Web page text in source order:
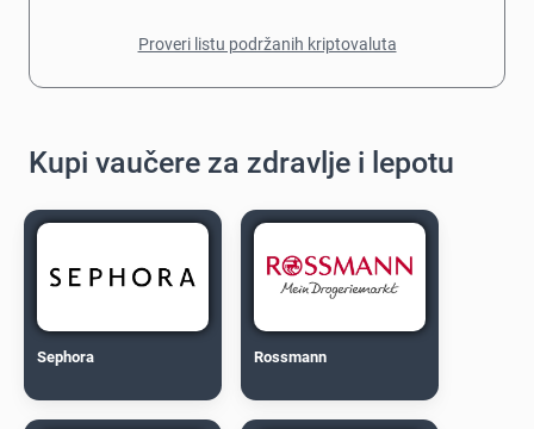
Proveri listu podržanih kriptovaluta
Kupi vaučere za zdravlje i lepotu
Sephora Rossmann